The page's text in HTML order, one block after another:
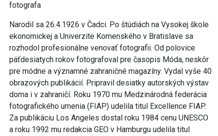
fotografa
Narodil sa 26.4.1926 v Čadci. Po štúdiách na Vysokej škole
ekonomickej a Univerzite Komenského v Bratislave sa
rozhodol profesionálne venovať fotografii. Od polovice
päťdesiatych rokov fotografoval pre časopis Móda, neskôr
pre módne a významné zahraničné magazíny. Vydal vyše 40
obrazových publikácií. Pripravil desiatky autorských výstav
doma i v zahraničí. Roku 1970 mu Medzinárodná federácia
fotografického umenia (FIAP) udelila titul Excellence FIAP.
Za publikáciu Los Angeles dostal roku 1984 cenu UNESCO
a roku 1992 mu redakcia GEO v Hamburgu udelila titul